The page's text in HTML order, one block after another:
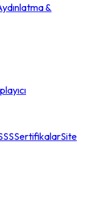
&
SertifikalarSite